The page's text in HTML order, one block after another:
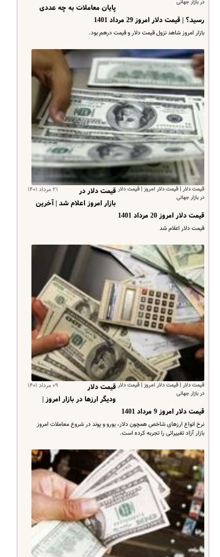
در بازار جهانی
پایان معاملات به چه عددی
رسید؟ | قیمت دلار امروز 29 مرداد 1401
بازار امروز شاهد نزول قیمت دلار و قیمت درهم بود.
قیمت دلار | قیمت دلار امروز | قیمت دلار
در بازار جهانی
۲۱ مرداد ۱۴۰۱
قیمت دلار در
بازار امروز اعلام شد | آخرین
قیمت دلار امروز 20 مرداد 1401
قیمت دلار اعلام شد
قیمت دلار | قیمت دلار امروز | قیمت دلار
در بازار جهانی
۰۹ مرداد ۱۴۰۱
قیمت دلار
ودیگر ارزها در بازار امروز |
قیمت دلار امروز 9 مرداد 1401
نرخ انواع ارزهای شاخص همچون دلار، یورو و پوند در شروع معاملات امروز
بازار آزاد تغییراتی را تجربه کرده است.